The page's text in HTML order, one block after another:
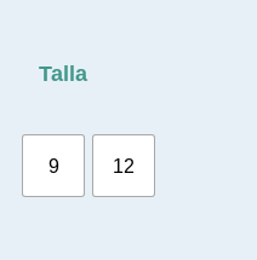
Talla
9 12